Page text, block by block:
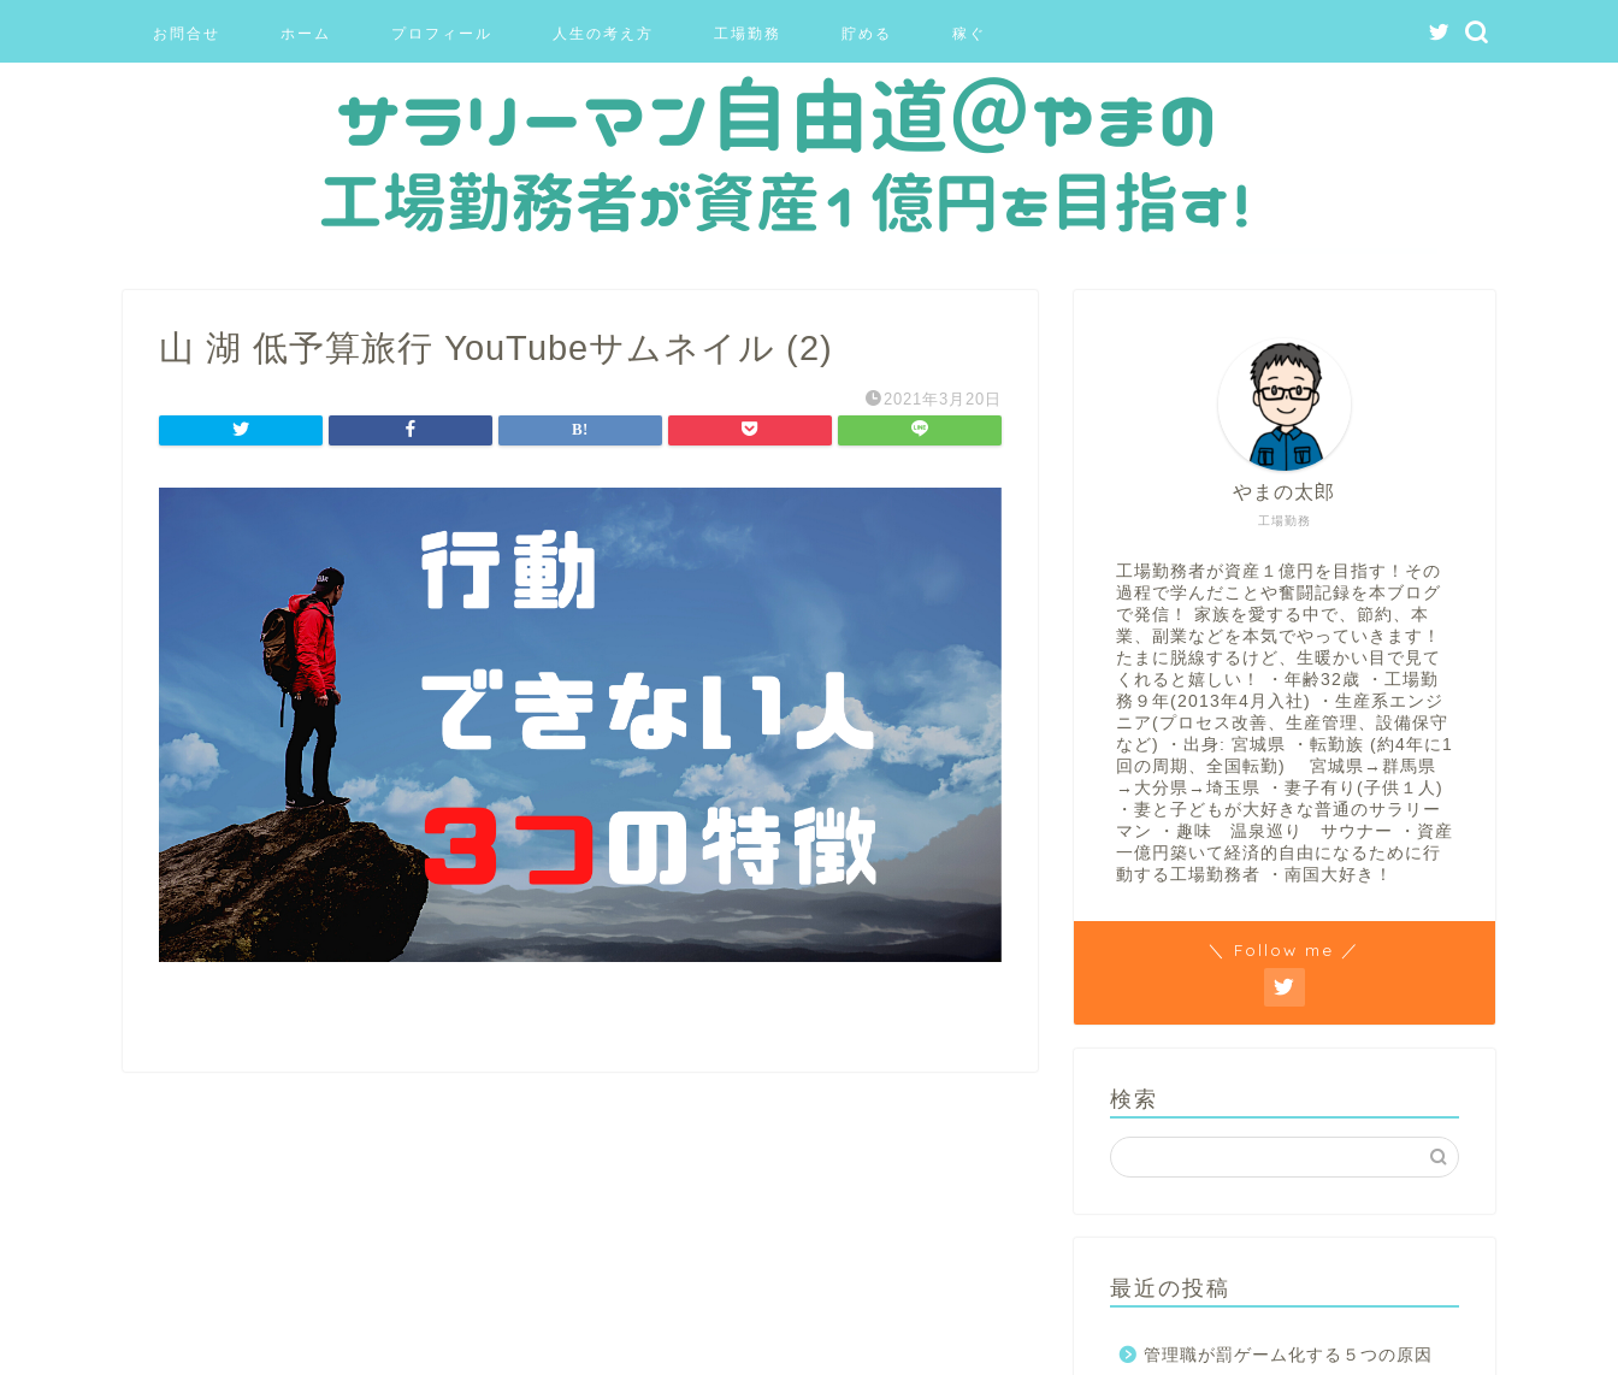
お問合せ ホーム プロフィール 人生の考え方 工場勤務 貯める 稼ぐ
山 湖 低予算旅行 YouTubeサムネイル (2)
2021年3月20日
工場勤務
やまの太郎
工場勤務者が資産１億円を目指す！その
過程で学んだことや奮闘記録を本ブログ
で発信！ 家族を愛する中で、節約、本
業、副業などを本気でやっていきます！
たまに脱線するけど、生暖かい目で見て
くれると嬉しい！ ・年齢32歳 ・工場勤
務９年(2013年4月入社) ・生産系エンジ
ニア(プロセス改善、生産管理、設備保守
など) ・出身: 宮城県 ・転勤族 (約4年に1
回の周期、全国転勤) 宮城県→群馬県
→大分県→埼玉県 ・妻子有り(子供１人)
・妻と子どもが大好きな普通のサラリー
マン ・趣味 温泉巡り サウナー ・資産
一億円築いて経済的自由になるために行
動する工場勤務者 ・南国大好き！
＼ Follow me ／
検索
最近の投稿
管理職が罰ゲーム化する５つの原因